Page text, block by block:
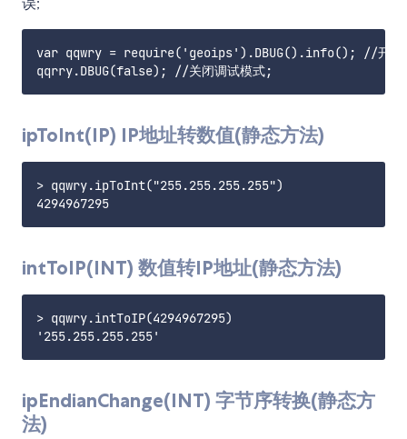
var qqwry = require('geoips').DBUG().info(); //开启调
ipToInt(IP) IP地址转数值(静态方法)
> qqwry.ipToInt("255.255.255.255")
intToIP(INT) 数值转IP地址(静态方法)
> qqwry.intToIP(4294967295)
ipEndianChange(INT) 字节序转换(静态方
法)